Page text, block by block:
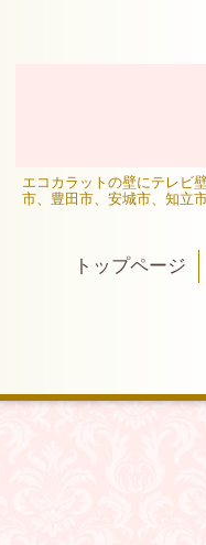
エコカラットの壁にテレビ
市、豊田市、安城市、知
トップページ